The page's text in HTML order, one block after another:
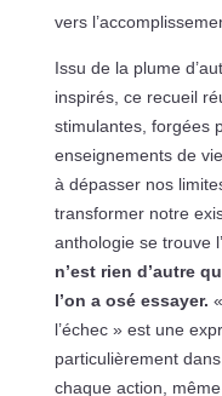
vers
Issu de la plume
inspirés, ce recueil
stimulantes, forgées
enseignements de
à dépasser nos
transformer notre
anthologie se trouve
n’est rien d’autre
l’on a osé essayer.
l’échec » est une
particulièrement
chaque action,